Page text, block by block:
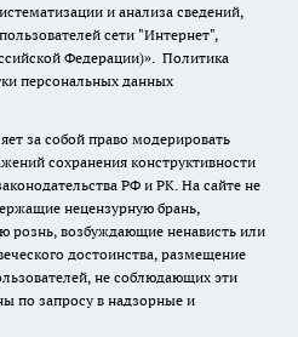
и анализа сведений,
сети "Интернет",
Федерации)». Политика
персональных данных
за собой право модерировать
сохранения конструктивности
РФ и РК. На сайте не
нецензурную брань,
возбуждающие ненависть или
достоинства, размещение
не соблюдающих эти
по запросу в надзорные и